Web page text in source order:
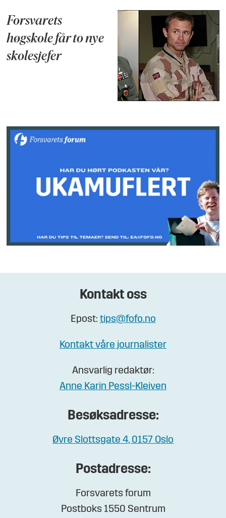
Forsvarets
høgskole får to nye
skolesjefer
Kontakt oss
Epost: tips@fofo.no
Kontakt våre journalister
Ansvarlig redaktør:
Anne Karin Pessl-Kleiven
Besøksadresse:
Øvre Slottsgate 4, 0157 Oslo
Postadresse:
Forsvarets forum
Postboks 1550 Sentrum